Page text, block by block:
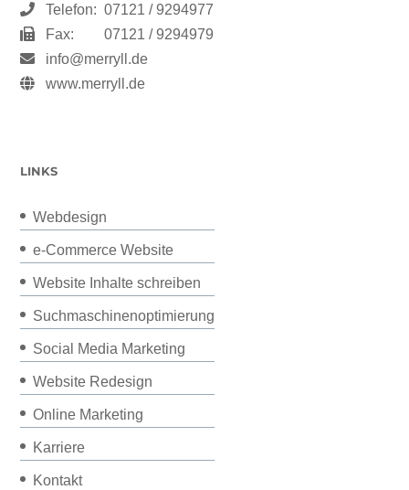
Telefon: 07121 / 9294977
Fax:
07121 / 9294979
info@merryll.de
www.merryll.de
LINKS
Webdesign
e-Commerce Website
Website Inhalte schreiben
Suchmaschinenoptimierung
Social Media Marketing
Website Redesign
Online Marketing
Karriere
Kontakt